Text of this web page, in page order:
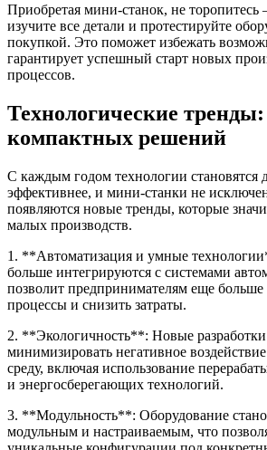
Приобретая мини-станок, не
изучите все детали и протестируйте
покупкой. Это поможет избежать
гарантирует успешный старт новых
процессов.
Технологические тренды:
компактных решений
С каждым годом технологии становятся
эффективнее, и мини-станки не
появляются новые тренды, которые
малых производств.
1. **Автоматизация и умные
больше интегрируются с системами
позволит предпринимателям еще больше
процессы и снизить затраты.
2. **Экологичность**: Новые разработки
минимизировать негативное
среду, включая использование
и энергосберегающих технологий.
3. **Модульность**: Оборудование
модульным и настраиваемым, что